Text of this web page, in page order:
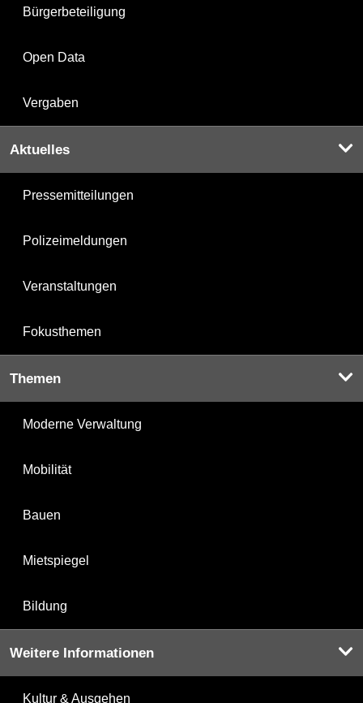
Bürgerbeteiligung
Open Data
Vergaben
Aktuelles
Pressemitteilungen
Polizeimeldungen
Veranstaltungen
Fokusthemen
Themen
Moderne Verwaltung
Mobilität
Bauen
Mietspiegel
Bildung
Weitere Informationen
Kultur & Ausgehen